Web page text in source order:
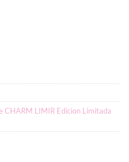
CHARM LIMIR Edicion Limitada